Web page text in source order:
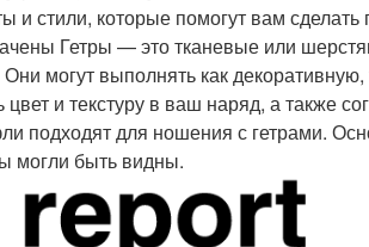
стили, которые помогут вам
Гетры — это тканевые или
могут выполнять как декоративную,
и текстуру в ваш наряд, а также
подходят для ношения с гетрами.
могли быть видны.